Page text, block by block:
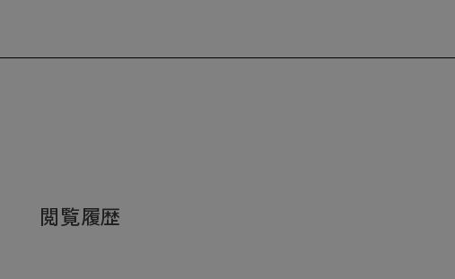
閲覧履歴